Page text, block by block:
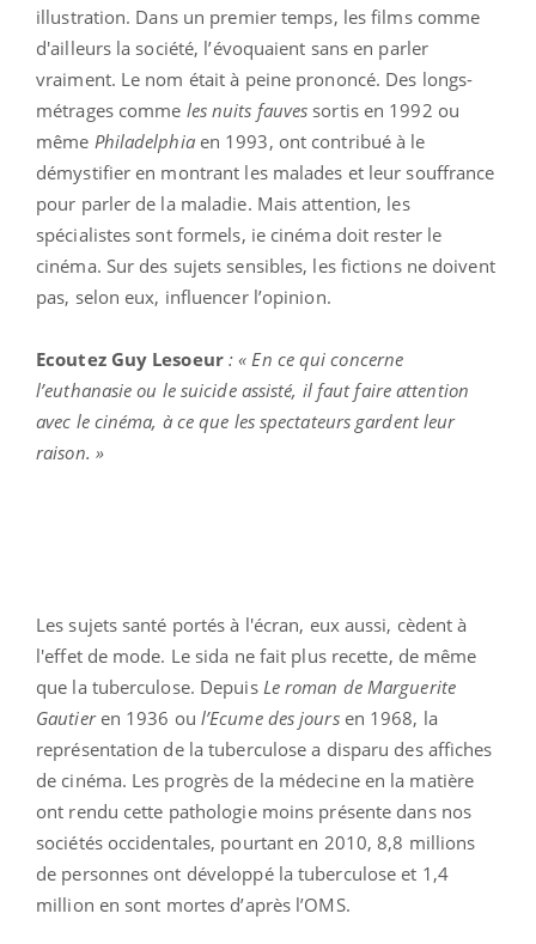
illustration. Dans un premier temps, les films comme
d'ailleurs la société, l’évoquaient sans en parler
vraiment. Le nom était à peine prononcé. Des longs-
métrages comme les nuits fauvessortis en 1992 ou
même Philadelphiaen 1993, ont contribué à le
démystifier en montrant les malades et leur souffrance
pour parler de la maladie. Mais attention, les
spécialistes sont formels, ie cinéma doit rester le
cinéma. Sur des sujets sensibles, les fictions ne doivent
pas, selon eux, influencer l’opinion.
Ecoutez Guy Lesoeur : « En ce qui concerne
l’euthanasie ou le suicide assisté, il faut faire attention
avec le cinéma, à ce que les spectateurs gardent leur
raison. »
Les sujets santé portés à l'écran, eux aussi, cèdent à
l'effet de mode. Le sida ne fait plus recette, de même
que la tuberculose. Depuis Le roman de Marguerite
Gautieren 1936 ou l’Ecume des joursen 1968, la
représentation de la tuberculose a disparu des affiches
de cinéma. Les progrès de la médecine en la matière
ont rendu cette pathologie moins présente dans nos
sociétés occidentales, pourtant en 2010, 8,8 millions
de personnes ont développé la tuberculose et 1,4
million en sont mortes d’après l’OMS.